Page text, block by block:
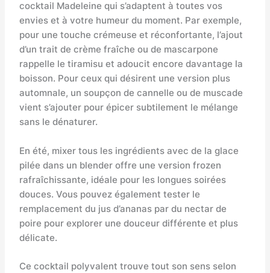
cocktail Madeleine qui s’adaptent à toutes vos
envies et à votre humeur du moment. Par exemple,
pour une touche crémeuse et réconfortante, l’ajout
d’un trait de crème fraîche ou de mascarpone
rappelle le tiramisu et adoucit encore davantage la
boisson. Pour ceux qui désirent une version plus
automnale, un soupçon de cannelle ou de muscade
vient s’ajouter pour épicer subtilement le mélange
sans le dénaturer.
En été, mixer tous les ingrédients avec de la glace
pilée dans un blender offre une version frozen
rafraîchissante, idéale pour les longues soirées
douces. Vous pouvez également tester le
remplacement du jus d’ananas par du nectar de
poire pour explorer une douceur différente et plus
délicate.
Ce cocktail polyvalent trouve tout son sens selon